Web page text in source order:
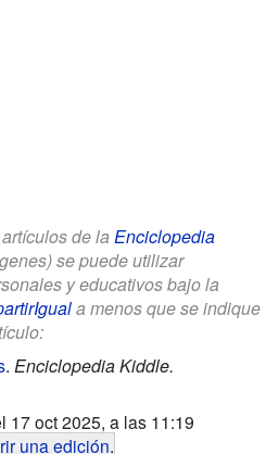
de la Enciclopedia
se puede utilizar
y educativos bajo la
a menos que se indique
. Enciclopedia Kiddle.
17 oct 2025, a las 11:19
una edición.